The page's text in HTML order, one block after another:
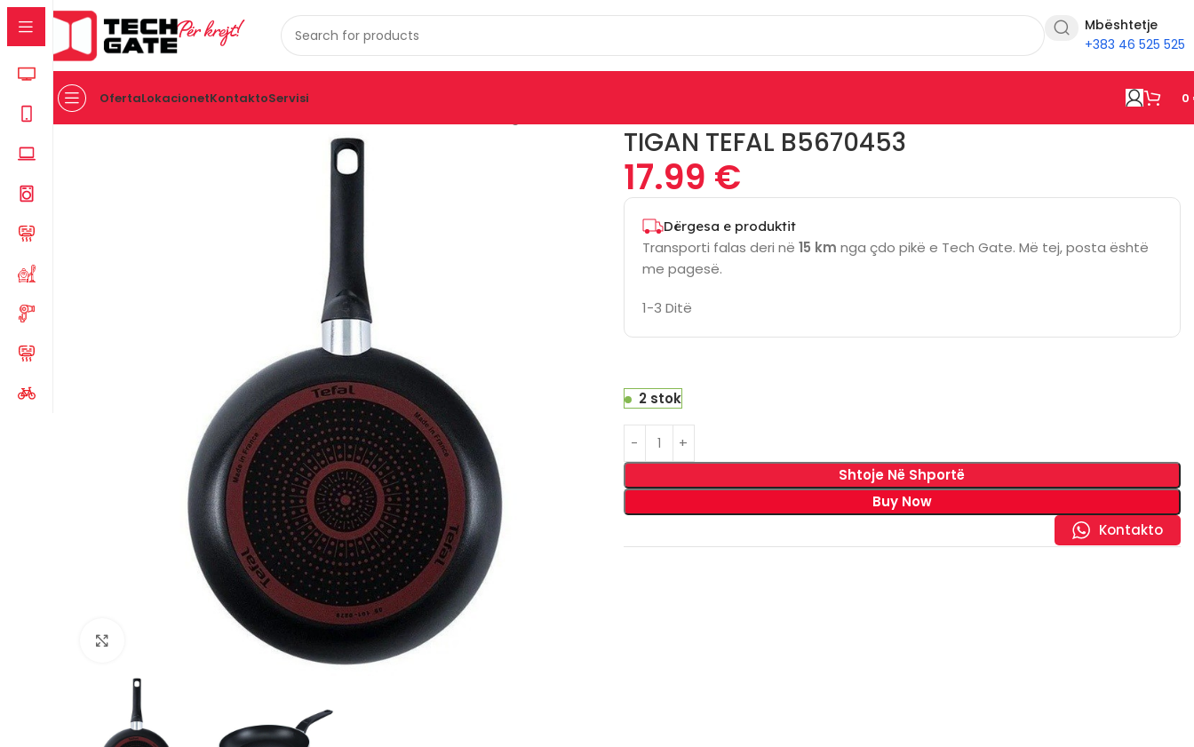
Për krejt!
Mbështetje
+383 46 525 525
OfertaLokacionetKontaktoServisi 0
Kreu
TIGAN TEFAL B5670453
17.99 €
Dërgesa e produktit
Transporti falas deri në 15 km nga çdo pikë e Tech Gate. Më tej, posta është
me pagesë.
1-3 Ditë
2 stok
Shtoje Në Shportë
Buy Now
Kontakto